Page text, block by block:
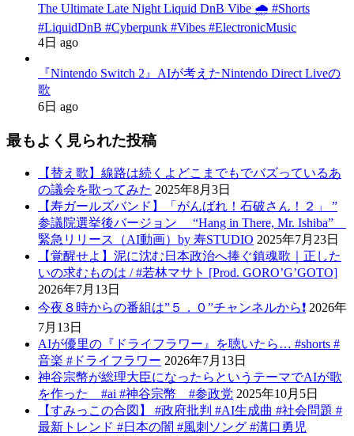
The Ultimate Late Night Liquid DnB Vibe 🌧️ #Shorts
#LiquidDnB #Cyberpunk #Vibes #ElectronicMusic
4日 ago
『Nintendo Switch 2』AIが考えたNintendo Direct Liveの
歌
6日 ago
最もよく見られた投稿
【替え歌】線路は続くよどこまでもでバズっているあ
の議会を歌ってみた 2025年8月3日
【寿ガールズバンド】「がんばれ！石破さん！２」 ”
参議院選挙後バージョン “Hang in There, Mr. Ishiba”
緊急リリース（AI動画）by 寿STUDIO 2025年7月23日
【覚醒せよ】泥に沈む日本政治へ捧ぐ鎮魂歌｜正した
いの求むものは / #若林マサト [Prod. GORO’G’GOTO]
2026年7月13日
今夜８時からの番組は”５．０”チャンネルから❗️ 2026年
7月13日
AIが優里の『ドライフラワー』を聴いたら… #shorts #
音楽 #ドライフラワー 2026年7月13日
神谷宗幣が総理大臣になったらというテーマでAIが歌
を作った #ai #神谷宗幣 #参政党 2025年10月5日
【すみっこの合図】 #政府批判 #AI生成曲 #社会問題 #
最新トレンド #日本の闇 #風刺ソング #溝口勇児